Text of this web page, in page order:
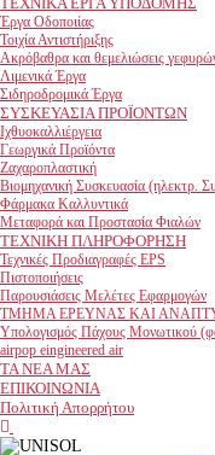
ΤΕΧΝΙΚΑ ΕΡΓΑ ΥΠΟΔΟΜΗΣ
Έργα Οδοποιίας
Τοιχία Αντιστήριξης
Ακρόβαθρα και θεμελιώσεις
Λιμενικά Έργα
Σιδηροδρομικά Έργα
ΣΥΣΚΕΥΑΣΙΑ ΠΡΟΪΟΝΤΩΝ
Ιχθυοκαλλιέργεια
Γεωργικά Προϊόντα
Ζαχαροπλαστική
Βιομηχανική Συσκευασία (ηλεκτρ.
Φάρμακα Καλλυντικά
Μεταφορά και Προστασία Φιαλών
ΤΕΧΝΙΚΗ ΠΛΗΡΟΦΟΡΗΣΗ
Τεχνικές Προδιαγραφές EPS
Πιστοποιήσεις
Παρουσιάσεις Μελέτες Εφαρμογών
ΤΜΗΜΑ ΕΡEΥΝΑΣ ΚΑΙ ΑΝΑΠΤΥΞΗΣ
Υπολογισμός Πάχους Μονωτικού
airpop eingineered air
ΤΑ ΝΕΑ ΜΑΣ
ΕΠΙΚΟΙΝΩΝΙΑ
Πολιτική Απορρήτου
facebook